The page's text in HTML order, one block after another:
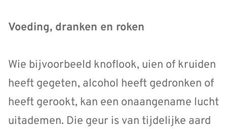
Voeding, dranken en roken
Wie bijvoorbeeld knoflook, uien of kruiden
heeft gegeten, alcohol heeft gedronken of
heeft gerookt, kan een onaangename lucht
uitademen. Die geur is van tijdelijke aard